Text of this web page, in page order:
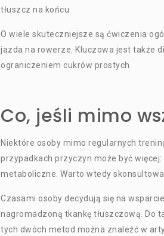
tłuszcz na końcu.
O wiele skuteczniejsze są ćwiczenia
jazda na rowerze. Kluczowa jest także
ograniczeniem cukrów prostych.
Co, jeśli mimo
Niektóre osoby mimo regularnych
przypadkach przyczyn może być
metaboliczne. Warto wtedy
Czasami osoby decydują się na
nagromadzoną tkankę tłuszczową. Do
tych dwóch metod można znaleźć w